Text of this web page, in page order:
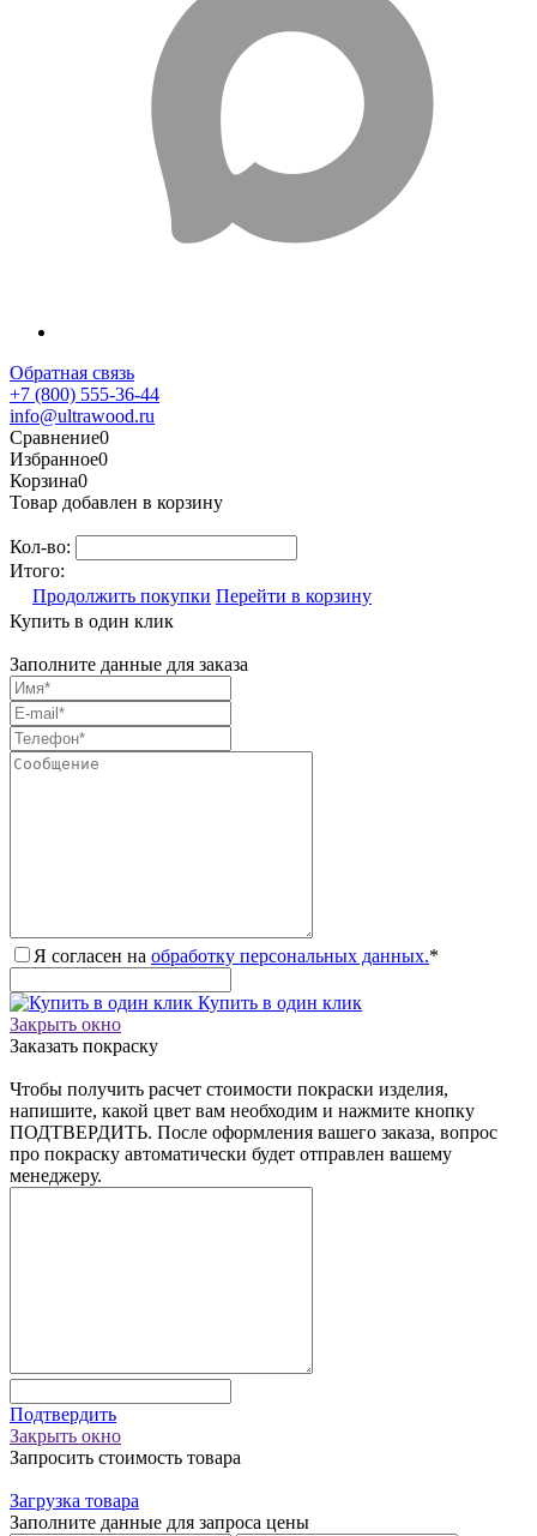
Обратная связь
+7 (800) 555-36-44
info@ultrawood.ru
Сравнение0
Избранное0
Корзина0
Товар добавлен в корзину
Кол-во:
Итого:
Продолжить покупки Перейти в корзину
Купить в один клик
Заполните данные для заказа
Я согласен на обработку персональных данных.*
Купить в один клик
Закрыть окно
Заказать покраску
Чтобы получить расчет стоимости покраски изделия,
напишите, какой цвет вам необходим и нажмите кнопку
ПОДТВЕРДИТЬ. После оформления вашего заказа, вопрос
про покраску автоматически будет отправлен вашему
менеджеру.
Подтвердить
Закрыть окно
Запросить стоимость товара
Загрузка товара
Заполните данные для запроса цены